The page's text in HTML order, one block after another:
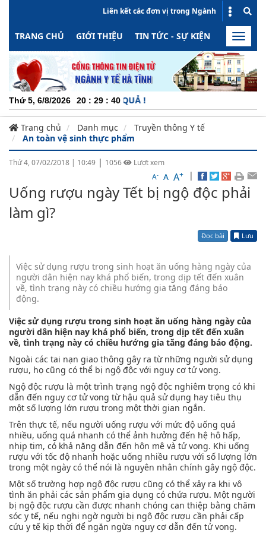
Liên kết các đơn vị trong Ngành
TRANG CHỦ GIỚI THIỆU TIN TỨC - SỰ KIỆN HOẠT
Toggle
Thứ 5, 6/8/2026 20 : 29 : 40
Trang chủ Danh mục
Truyền thông Y tế
An toàn vệ sinh thực phẩm
Thứ 4, 07/02/2018 | 10:49 | 1056
Lượt xem
A- A A+ |
Uống rượu ngày Tết bị ngộ độc phải
làm gì?
Đọc bài Lưu
Việc sử dụng rượu trong sinh hoạt ăn uống hàng ngày của
người dân hiện nay khá phổ biến, trong dịp tết đến xuân
về, tình trạng này có chiều hướng gia tăng đáng báo
động.
Việc sử dụng rượu trong sinh hoạt ăn uống hàng ngày của
người dân hiện nay khá phổ biến, trong dịp tết đến xuân
về, tình trạng này có chiều hướng gia tăng đáng báo động.
Ngoài các tai nạn giao thông gây ra từ những người sử dụng
rượu, họ cũng có thể bị ngộ độc với nguy cơ tử vong.
Ngộ độc rượu là một trình trạng ngộ độc nghiêm trọng có khi
dẫn đến nguy cơ tử vong từ hậu quả sử dụng hay tiêu thụ
một số lượng lớn rượu trong một thời gian ngắn.
Trên thực tế, nếu người uống rượu với mức độ uống quá
nhiều, uống quá nhanh có thể ảnh hưởng đến hệ hô hấp,
nhịp tim, có khả năng dẫn đến hôn mê và tử vong. Khi uống
rượu với tốc độ nhanh hoặc uống nhiều rượu với số lượng lớn
trong một ngày có thể nói là nguyên nhân chính gây ngộ độc.
Một số trường hợp ngộ độc rượu cũng có thể xảy ra khi vô
tình ăn phải các sản phẩm gia dụng có chứa rượu. Một người
bị ngộ độc rượu cần được nhanh chóng can thiệp bằng chăm
sóc y tế, nếu nghi ngờ người bị ngộ độc rượu cần phải cấp
cứu y tế kịp thời để ngăn ngừa nguy cơ dẫn đến tử vong.